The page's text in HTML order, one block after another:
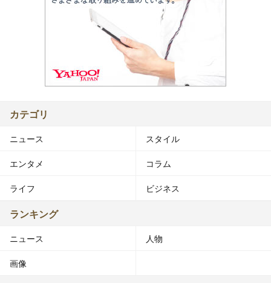
カテゴリ
ニュース スタイル
エンタメ コラム
ライフ ビジネス
ランキング
ニュース 人物
画像